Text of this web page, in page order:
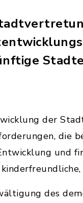
der
die
und
des